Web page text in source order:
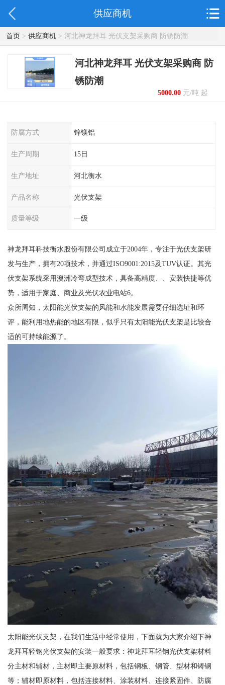
供应商机
首页> 供应商机> 河北神龙拜耳 光伏支架采购商 防锈防潮
河北神龙拜耳 光伏支架采购商 防
锈防潮
5000.00元/吨 起
防腐方式 锌镁铝
生产周期 15日
生产地址 河北衡水
产品名称 光伏支架
质量等级 一级
神龙拜耳科技衡水股份有限公司成立于2004年，专注于光伏支架研
发与生产，拥有20项技术，并通过ISO9001:2015及TUV认证。其光
伏支架系统采用澳洲冷弯成型技术，具备高精度、、安装快捷等优
势，适用于家庭、商业及光伏农业电站6。
众所周知，太阳能光伏支架的风能和水能发展需要仔细选址和环
评，能利用地热能的地区有限，似乎只有太阳能光伏支架是比较合
适的可持续能源了。
太阳能光伏支架，在我们生活中经常使用，下面就为大家介绍下神
龙拜耳轻钢光伏支架的安装一般要求：神龙拜耳轻钢光伏支架材料
分主材和辅材，主材即主要原材料，包括钢板、钢管、型材和铸钢
等；辅材即原材料，包括连接材料、涂装材料、连接紧固件、防腐